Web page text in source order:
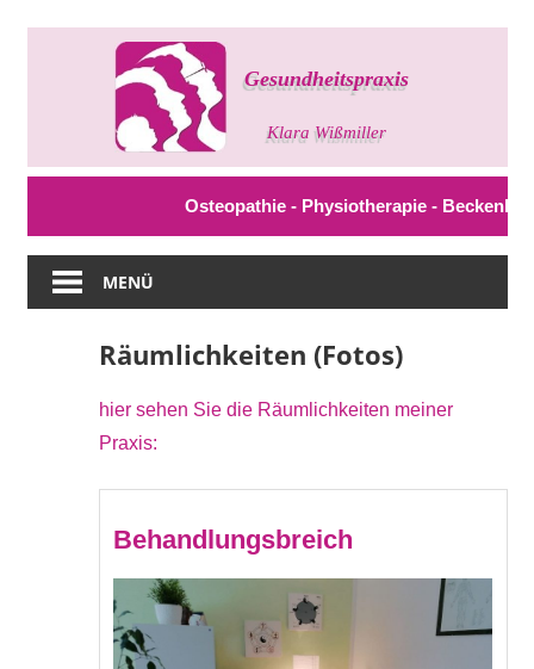
Gesundheitspraxis
Klara
Osteopathie - Physiotherapie -
MENÜ
Räumlichkeiten (Fotos)
hier sehen Sie die Räumlichkeiten meiner
Praxis:
Behandlungsbreich